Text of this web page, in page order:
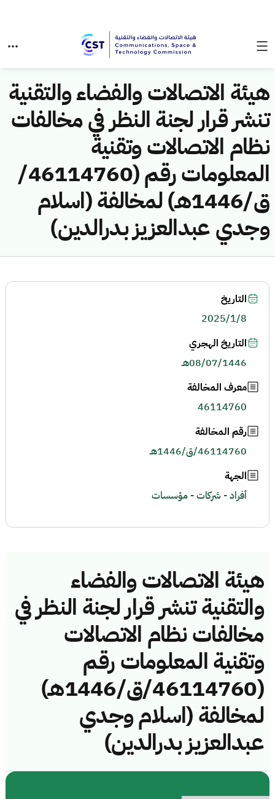
هيئة الاتصالات والفضاء والتقنية
تنشر قرار لجنة النظر في مخالفات
نظام الاتصالات وتقنية
المعلومات رقم (46114760/
ق/1446هـ) لمخالفة (اسلام
وجدي عبدالعزيز بدرالدين)
هيئة الاتصالات والفضاء
والتقنية تنشر قرار لجنة النظر في
مخالفات نظام الاتصالات
وتقنية المعلومات رقم
(46114760/ق/1446هـ)
لمخالفة (اسلام وجدي
عبدالعزيز بدرالدين)
التاريخ
2025/1/8
التاريخ الهجري
08/07/1446هـ
معرف المخالفة
46114760
رقم المخالفة
46114760/ق/1446هـ
الجهة
أفراد - شركات - مؤسسات